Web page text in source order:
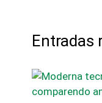
Entradas